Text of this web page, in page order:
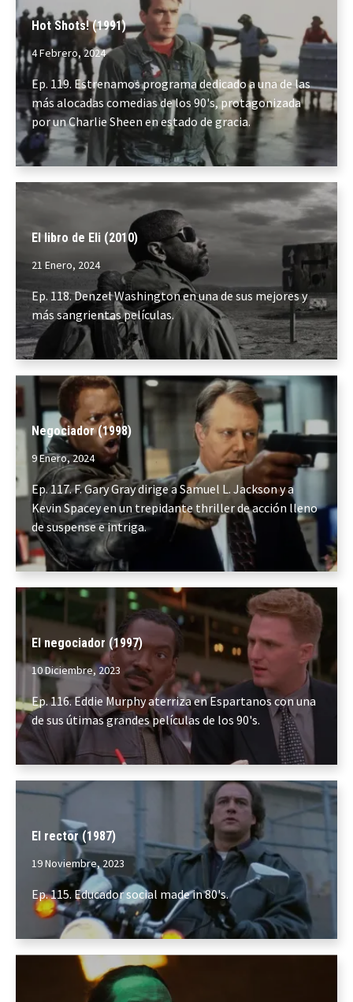
Hot Shots! (1991)
4 Febrero, 2024
Ep. 119. Estrenamos programa dedicado a una de las
más alocadas comedias de los 90's, protagonizada
por un Charlie Sheen en estado de gracia.
El libro de Eli (2010)
21 Enero, 2024
Ep. 118. Denzel Washington en una de sus mejores y
más sangrientas películas.
Negociador (1998)
9 Enero, 2024
Ep. 117. F. Gary Gray dirige a Samuel L. Jackson y a
Kevin Spacey en un trepidante thriller de acción lleno
de suspense e intriga.
El negociador (1997)
10 Diciembre, 2023
Ep. 116. Eddie Murphy aterriza en Espartanos con una
de sus útimas grandes películas de los 90's.
El rector (1987)
19 Noviembre, 2023
Ep. 115. Educador social made in 80's.